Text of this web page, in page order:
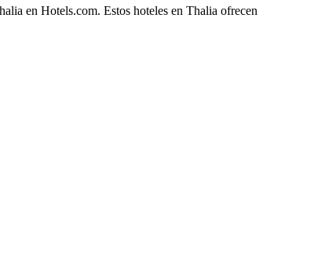
en Hotels.com. Estos hoteles en Thalia ofrecen